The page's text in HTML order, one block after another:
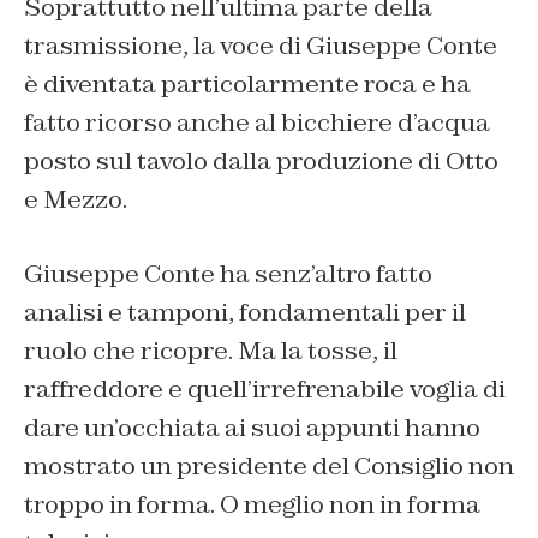
Soprattutto nell’ultima parte della
trasmissione, la voce di Giuseppe Conte
è diventata particolarmente roca e ha
fatto ricorso anche al bicchiere d’acqua
posto sul tavolo dalla produzione di Otto
e Mezzo.
Giuseppe Conte ha senz’altro fatto
analisi e tamponi, fondamentali per il
ruolo che ricopre. Ma la tosse, il
raffreddore e quell’irrefrenabile voglia di
dare un’occhiata ai suoi appunti hanno
mostrato un presidente del Consiglio non
troppo in forma. O meglio non in forma